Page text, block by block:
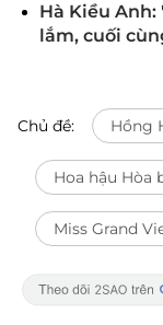
Hà Kiều
lắm, cuối
Chủ đề: Hồng
Hoa hậu Hòa
Miss Grand